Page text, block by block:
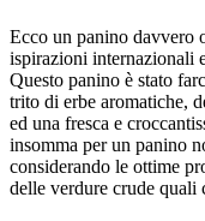
Ecco un panino davvero
ispirazioni internazionali
Questo panino è stato
trito di erbe aromatiche,
ed una fresca e
insomma per un panino
considerando le ottime
delle verdure crude quali